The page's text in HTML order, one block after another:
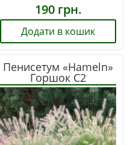
190грн.
Додати в кошик
Пенисетум «Hameln»
Горшок С2